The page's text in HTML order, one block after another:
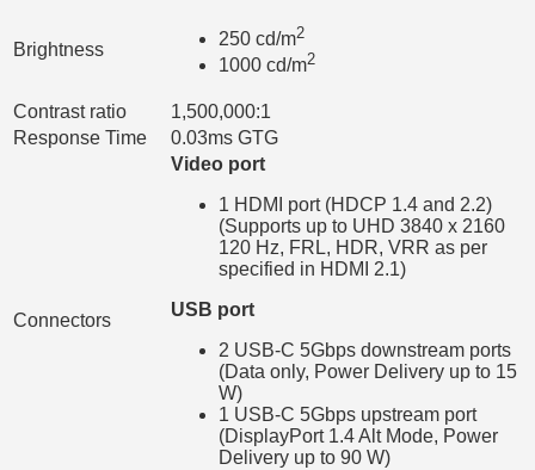
Brightness
250 cd/m2
1000 cd/m2
Contrast ratio
1,500,000:1
Response Time
0.03ms GTG
Connectors
Video port
1 HDMI port (HDCP 1.4 and 2.2)
(Supports up to UHD 3840 x 2160
120 Hz, FRL, HDR, VRR as per
specified in HDMI 2.1)
USB port
2 USB-C 5Gbps downstream ports
(Data only, Power Delivery up to 15
W)
1 USB-C 5Gbps upstream port
(DisplayPort 1.4 Alt Mode, Power
Delivery up to 90 W)